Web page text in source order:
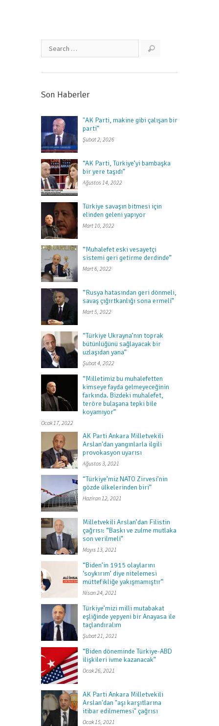
Son Haberler
"AK Parti, makine gibi çalışan bir
parti”
Şubat 2, 2026
“AK Parti, Türkiye’yi bambaşka
bir yere taşıdı”
Ağustos 14, 2022
Türkiye savaşın bitmesi için
elinden geleni yapıyor
Mart 10, 2022
“Muhalefet eski vesayetçi
sistemi geri getirme derdinde”
Mart 6, 2022
“Rusya hatasından geri dönmeli,
savaş çığırtkanlığı sona ermeli”
Mart 5, 2022
“Türkiye Ukrayna’nın toprak
bütünlüğünü sağlayacak bir
uzlaşıdan yana”
Şubat 4, 2022
“Milletimiz bu muhalefetten
kimseye fayda gelmeyeceğinin
farkında. Bizdeki muhalefet,
teröre bulaşana tepki bile
koyamıyor”
Ocak 17, 2022
AK Parti Ankara Milletvekili
Arslan'dan yangınlarla ilgili
provokasyon uyarısı
Ağustos 3, 2021
“Türkiye’miz NATO Zirvesi’nin
gözde ülkelerinden biri”
Haziran 12, 2021
Milletvekili Arslan’dan Filistin
çağrısı: “Baskı ve zulme mutlaka
son verilmeli”
Mayıs 13, 2021
“Biden’in 1915 olaylarını
‘soykırım’ diye nitelemesi
müttefikliğe yakışmamıştır”
Nisan 24, 2021
Türkiye’mizi milli mutabakat
eşliğinde yepyeni bir Anayasa ile
taçlandıralım
Şubat 21, 2021
“Biden döneminde Türkiye-ABD
ilişkileri ivme kazanacak”
Ocak 26, 2021
AK Parti Ankara Milletvekili
Arslan'dan "aşı karşıtlarına
itibar edilmemesi" çağrısı
Ocak 15, 2021